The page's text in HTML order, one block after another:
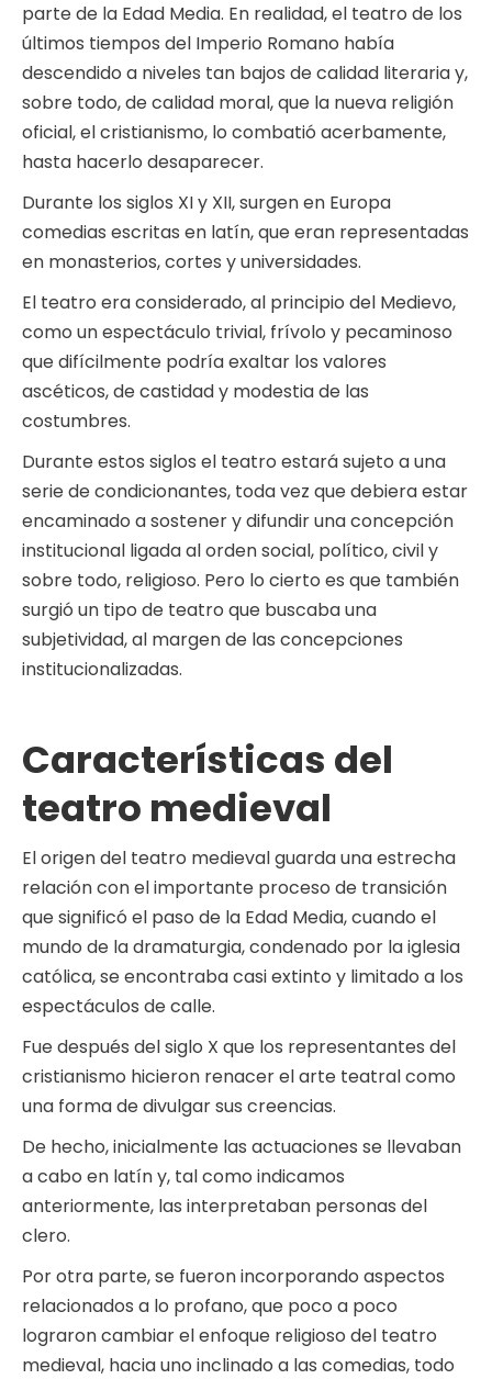
parte de la Edad Media. En realidad, el teatro de los
últimos tiempos del Imperio Romano había
descendido a niveles tan bajos de calidad literaria y,
sobre todo, de calidad moral, que la nueva religión
oficial, el cristianismo, lo combatió acerbamente,
hasta hacerlo desaparecer.
Durante los siglos XI y XII, surgen en Europa
comedias escritas en latín, que eran representadas
en monasterios, cortes y universidades.
El teatro era considerado, al principio del Medievo,
como un espectáculo trivial, frívolo y pecaminoso
que difícilmente podría exaltar los valores
ascéticos, de castidad y modestia de las
costumbres.
Durante estos siglos el teatro estará sujeto a una
serie de condicionantes, toda vez que debiera estar
encaminado a sostener y difundir una concepción
institucional ligada al orden social, político, civil y
sobre todo, religioso. Pero lo cierto es que también
surgió un tipo de teatro que buscaba una
subjetividad, al margen de las concepciones
institucionalizadas.
Características del
teatro medieval
El origen del teatro medieval guarda una estrecha
relación con el importante proceso de transición
que significó el paso de la Edad Media, cuando el
mundo de la dramaturgia, condenado por la iglesia
católica, se encontraba casi extinto y limitado a los
espectáculos de calle.
Fue después del siglo X que los representantes del
cristianismo hicieron renacer el arte teatral como
una forma de divulgar sus creencias.
De hecho, inicialmente las actuaciones se llevaban
a cabo en latín y, tal como indicamos
anteriormente, las interpretaban personas del
clero.
Por otra parte, se fueron incorporando aspectos
relacionados a lo profano, que poco a poco
lograron cambiar el enfoque religioso del teatro
medieval, hacia uno inclinado a las comedias, todo